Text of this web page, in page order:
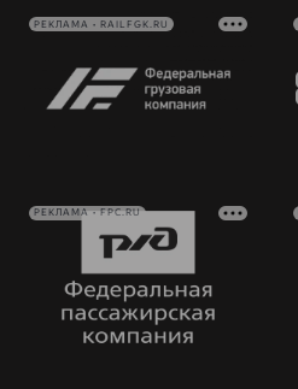
РЕКЛАМА • RAILFGK.RU
РЕКЛАМА • FPC.RU